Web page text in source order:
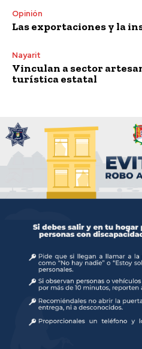
Opinión
Las exportaciones y la
Nayarit
Vinculan a sector
turística estatal